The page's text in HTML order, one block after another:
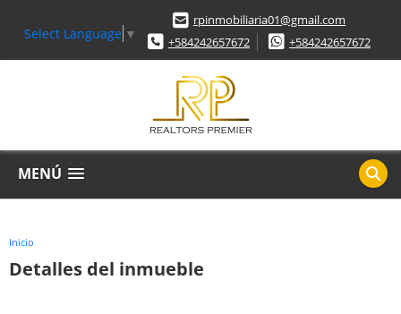
Select Language ▼
rpinmobiliaria01@gmail.com
+584242657672
+584242657672
MENÚ
Inicio
Detalles del inmueble